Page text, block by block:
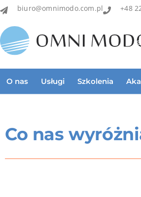
biuro@omnimodo.com.pl +48
O nas Usługi Szkolenia
Co nas